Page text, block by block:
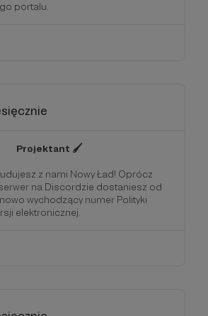
portalu.
Projektant 🖌️
z nami Nowy Ład! Oprócz
na Discordzie dostaniesz od
wychodzący numer Polityki
elektronicznej.